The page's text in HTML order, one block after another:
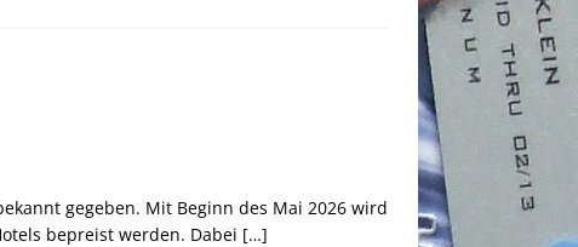
gegeben. Mit Beginn des Mai 2026 wird
bepreist werden. Dabei […]